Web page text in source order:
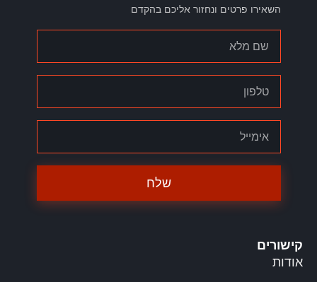
השאירו פרטים ונחזור אליכם בהקדם
שלח
קישורים
אודות